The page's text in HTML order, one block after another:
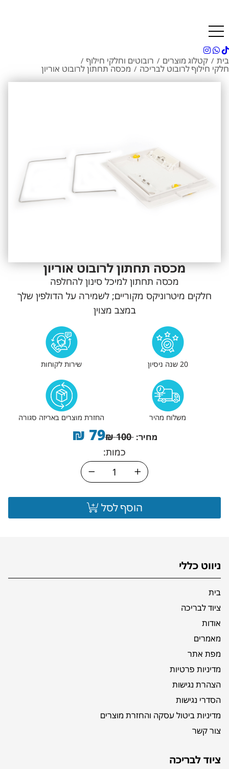
בית / קטלוג מוצרים / רובוטים וחלקי חילוף /
חלקי חילוף לרובוט לבריכה / מכסה תחתון לרובוט אוריון
מכסה תחתון לרובוט אוריון
מכסה תחתון למיכל סינון להחלפה
חלקים מיטרוניקס מקוריים; לשמירה על הדולפין שלך
במצב מצוין
20 שנה ניסיון שירות לקוחות
משלוח מהיר החזרת מוצרים באריזה סגורה
מחיר: 100
₪
79
₪
כמות:
הוסף לסל
ניווט כללי
בית
ציוד לבריכה
אודות
מאמרים
מפת אתר
מדיניות פרטיות
הצהרת נגישות
הסדרי נגישות
מדיניות ביטול עסקה והחזרת מוצרים
צור קשר
ציוד לבריכה